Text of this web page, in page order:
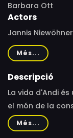
Barbara Ott
Actors
Jannis
Tikhomirov,
Lorna Ishema,
Doenst,
Més...
Descripció
La vida d'Andi
el món de la
per mantenir la
d'ell.
Més...